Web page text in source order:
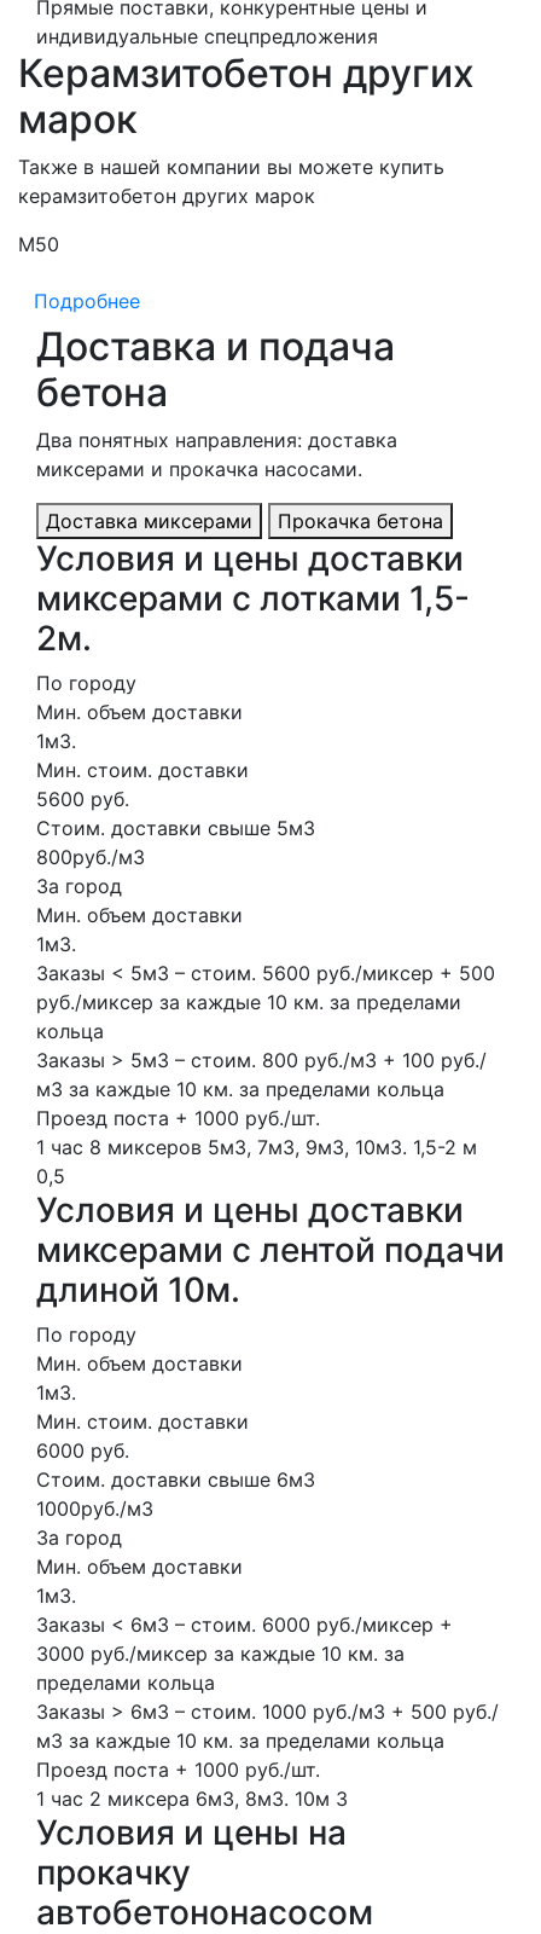
Прямые поставки, конкурентные цены и
индивидуальные спецпредложения
Керамзитобетон других
марок
Также в нашей компании вы можете купить
керамзитобетон других марок
М50
Подробнее
Доставка и подача
бетона
Два понятных направления: доставка
миксерами и прокачка насосами.
Доставка миксерами Прокачка бетона
Условия и цены доставки
миксерами с лотками 1,5-
2м.
По городу
Мин. объем доставки
1м3.
Мин. стоим. доставки
5600 руб.
Стоим. доставки свыше 5м3
800руб./м3
За город
Мин. объем доставки
1м3.
Заказы < 5м3 – стоим. 5600 руб./миксер + 500
руб./миксер за каждые 10 км. за пределами
кольца
Заказы > 5м3 – стоим. 800 руб./м3 + 100 руб./
м3 за каждые 10 км. за пределами кольца
Проезд поста + 1000 руб./шт.
1 час 8 миксеров 5м3, 7м3, 9м3, 10м3. 1,5-2 м
0,5
Условия и цены доставки
миксерами с лентой подачи
длиной 10м.
По городу
Мин. объем доставки
1м3.
Мин. стоим. доставки
6000 руб.
Стоим. доставки свыше 6м3
1000руб./м3
За город
Мин. объем доставки
1м3.
Заказы < 6м3 – стоим. 6000 руб./миксер +
3000 руб./миксер за каждые 10 км. за
пределами кольца
Заказы > 6м3 – стоим. 1000 руб./м3 + 500 руб./
м3 за каждые 10 км. за пределами кольца
Проезд поста + 1000 руб./шт.
1 час 2 миксера 6м3, 8м3. 10м 3
Условия и цены на
прокачку
автобетононасосом